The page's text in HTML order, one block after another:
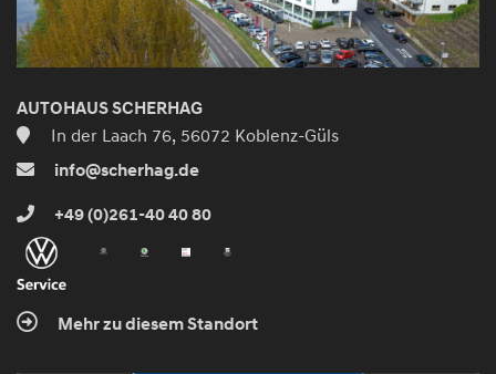
AUTOHAUS SCHERHAG
In der Laach 76, 56072 Koblenz-Güls
info@scherhag.de
+49 (0)261-40 40 80
Mehr zu diesem Standort